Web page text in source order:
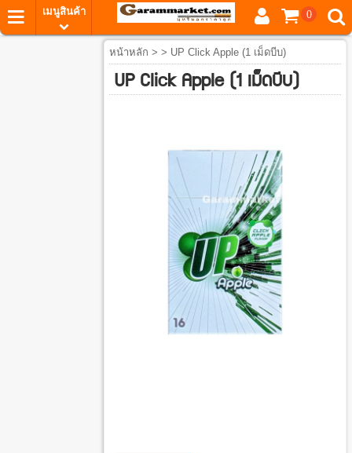
เมนูสินค้า 0
หน้าหลัก > > UP Click Apple (1 เม็ดบีบ)
UP Click Apple (1 เม็ดบีบ)